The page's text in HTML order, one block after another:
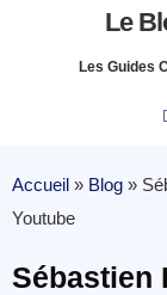
Le
Les Guides
Accueil » Blog »
Youtube
Sébastien